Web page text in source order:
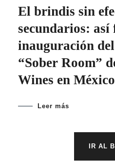
El brindis sin
secundarios: así
inauguración
“Sober Room”
Wines en México
Leer más
IR AL